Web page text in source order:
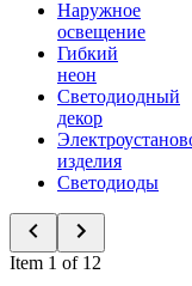
Наружное
освещение
Гибкий
неон
Светодиодный
декор
изделия
Светодиоды
Item 1 of 12